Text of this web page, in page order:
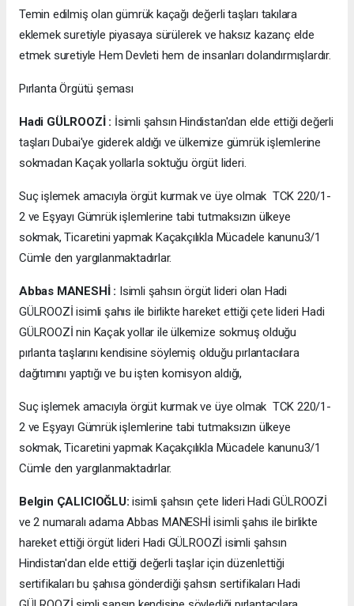
Temin edilmiş olan gümrük kaçağı değerli taşları takılara
eklemek suretiyle piyasaya sürülerek ve haksız kazanç elde
etmek suretiyle Hem Devleti hem de insanları dolandırmışlardır.
Pırlanta Örgütü şeması
Hadi GÜLROOZİ : İsimli şahsın Hindistan'dan elde ettiği değerli
taşları Dubai'ye giderek aldığı ve ülkemize gümrük işlemlerine
sokmadan Kaçak yollarla soktuğu örgüt lideri.
Suç işlemek amacıyla örgüt kurmak ve üye olmak TCK 220/1-
2 ve Eşyayı Gümrük işlemlerine tabi tutmaksızın ülkeye
sokmak, Ticaretini yapmak Kaçakçılıkla Mücadele kanunu3/1
Cümle den yargılanmaktadırlar.
Abbas MANESHİ : Isimli şahsın örgüt lideri olan Hadi
GÜLROOZİ isimli şahıs ile birlikte hareket ettiği çete lideri Hadi
GÜLROOZİ nin Kaçak yollar ile ülkemize sokmuş olduğu
pırlanta taşlarını kendisine söylemiş olduğu pırlantacılara
dağıtımını yaptığı ve bu işten komisyon aldığı,
Suç işlemek amacıyla örgüt kurmak ve üye olmak TCK 220/1-
2 ve Eşyayı Gümrük işlemlerine tabi tutmaksızın ülkeye
sokmak, Ticaretini yapmak Kaçakçılıkla Mücadele kanunu3/1
Cümle den yargılanmaktadırlar.
Belgin ÇALICIOĞLU: isimli şahsın çete lideri Hadi GÜLROOZİ
ve 2 numaralı adama Abbas MANESHİ isimli şahıs ile birlikte
hareket ettiği örgüt lideri Hadi GÜLROOZİ isimli şahsın
Hindistan'dan elde ettiği değerli taşlar için düzenlettiği
sertifikaları bu şahısa gönderdiği şahsın sertifikaları Hadi